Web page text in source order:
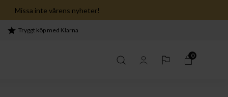
Missa inte vårens nyheter!
Tryggt köp med Klarna
0